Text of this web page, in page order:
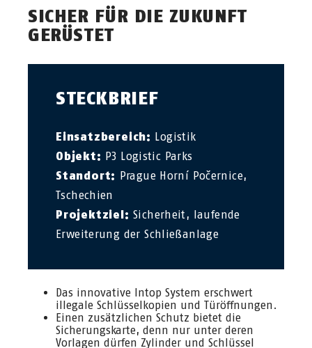
SICHER FÜR DIE ZUKUNFT
GERÜSTET
STECKBRIEF
Einsatzbereich: Logistik
Objekt: P3 Logistic Parks
Standort: Prague Horní Počernice,
Tschechien
Projektziel: Sicherheit, laufende
Erweiterung der Schließanlage
Das innovative Intop System erschwert
illegale Schlüsselkopien und Türöffnungen.
Einen zusätzlichen Schutz bietet die
Sicherungskarte, denn nur unter deren
Vorlagen dürfen Zylinder und Schlüssel